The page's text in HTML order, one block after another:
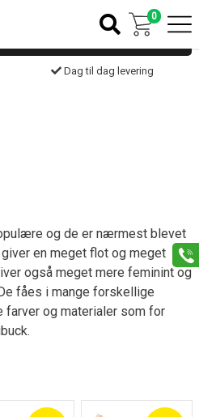
og de er nærmest blevet
en meget flot og meget
også meget mere feminint og
fåes i mange forskellige
farver og materialer som for
0
Dag til dag levering